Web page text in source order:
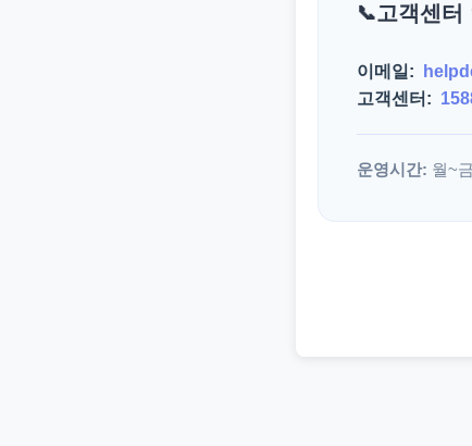
고객센터
이메일:
고객센터:
운영시간: 월~